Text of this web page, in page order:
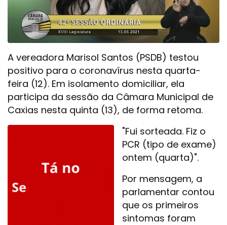
A vereadora Marisol Santos (PSDB) testou
positivo para o coronavírus nesta quarta-
feira (12). Em isolamento domiciliar, ela
participa da sessão da Câmara Municipal de
Caxias nesta quinta (13), de forma retoma.
"Fui sorteada. Fiz o
PCR (tipo de exame)
ontem (quarta)".
Por mensagem, a
parlamentar contou
que os primeiros
sintomas foram